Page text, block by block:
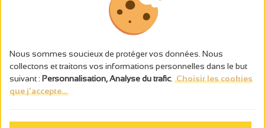
L’abus d’alcool est dangereux pour la santé, à consommer avec
Nous sommes soucieux de protéger vos données. Nous
collectons et traitons vos informations personnelles dans le but
suivant : Personnalisation, Analyse du trafic Choisir les cookies
que j'accepte...